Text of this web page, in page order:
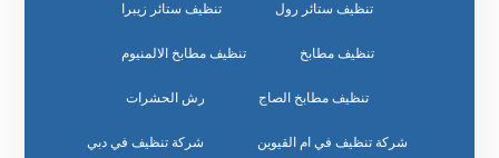
تنظيف ستائر رول تنظيف ستائر زيبرا
تنظيف مطابخ تنظيف مطابخ الالمنيوم
تنظيف مطابخ الصاج رش الحشرات
شركة تنظيف في ام القيوين شركة تنظيف في دبي